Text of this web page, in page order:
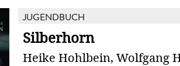
JUGENDBUCH
Silberhorn
Heike Hohlbein, Wolfgang